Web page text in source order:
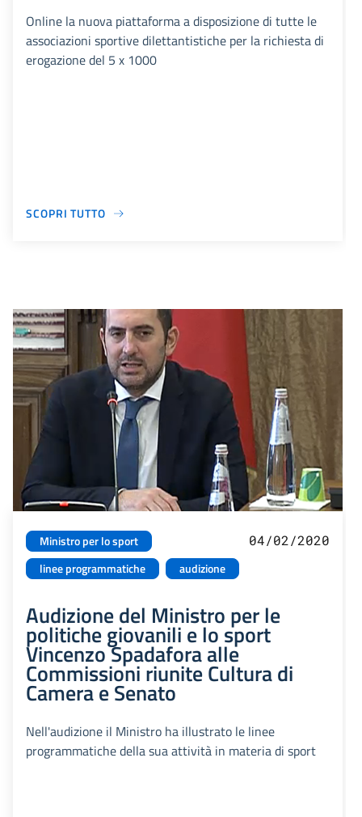
Online la nuova piattaforma a disposizione di tutte le
associazioni sportive dilettantistiche per la richiesta di
erogazione del 5 x 1000
SCOPRI TUTTO
Ministro per lo sport
linee programmatiche
audizione
04/02/2020
Audizione del Ministro per le
politiche giovanili e lo sport
Vincenzo Spadafora alle
Commissioni riunite Cultura di
Camera e Senato
Nell'audizione il Ministro ha illustrato le linee
programmatiche della sua attività in materia di sport